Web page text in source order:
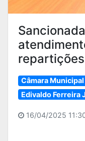
Câmara
Edivaldo Ferreira
16/04/2025